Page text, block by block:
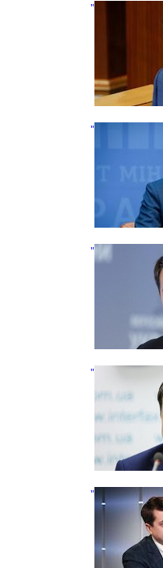
" />
" />
" />
" />
" />